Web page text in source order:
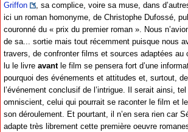
Griffon
, sa complice, voire sa muse, dans
ici un roman homonyme, de Christophe Dufossé,
couronné du « prix du premier roman ». Nous
de sa... sortie mais tout récemment puisque nous
travers, de confronter films et sources adaptées au
lu le livre avantle film se pensera fort d’une
pourquoi des événements et attitudes et, surtout,
l’événement conclusif de l’intrigue. Il serait ainsi,
omniscient, celui qui pourrait se raconter le film et
son déroulement. Et pourtant, il n’en sera rien car
adapte très librement cette première oeuvre